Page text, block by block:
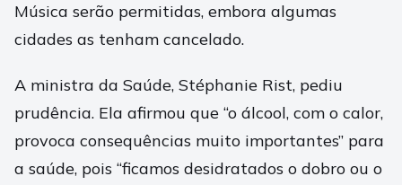
Música serão permitidas, embora algumas
cidades as tenham cancelado.
A ministra da Saúde, Stéphanie Rist, pediu
prudência. Ela afirmou que “o álcool, com o calor,
provoca consequências muito importantes” para
a saúde, pois “ficamos desidratados o dobro ou o